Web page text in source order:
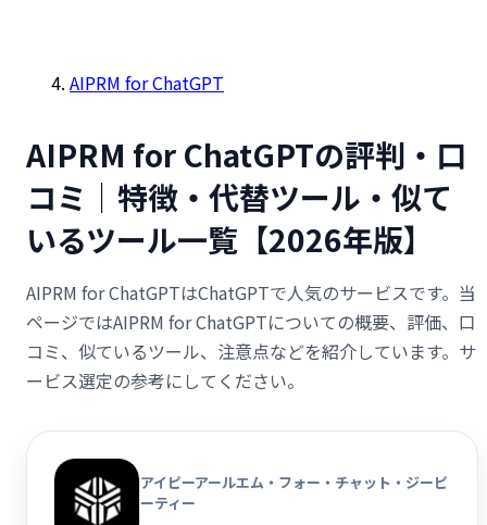
AIPRM for ChatGPT
AIPRM for ChatGPTの評判・口
コミ｜特徴・代替ツール・似て
いるツール一覧【2026年版】
AIPRM for ChatGPTはChatGPTで人気のサービスです。当
ページではAIPRM for ChatGPTについての概要、評価、口
コミ、似ているツール、注意点などを紹介しています。サ
ービス選定の参考にしてください。
アイピーアールエム・フォー・チャット・ジーピ
ーティー